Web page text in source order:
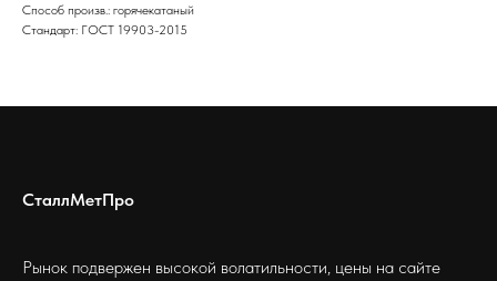
Способ произв.: горячекатаный
Стандарт: ГОСТ 19903-2015
СталлМетПро
Рынок подвержен высокой волатильности, цены на сайте